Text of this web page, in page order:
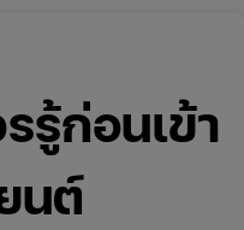
รู้ก่อนเข้า
นต์